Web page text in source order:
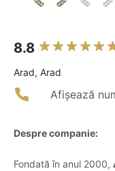
8.8
Arad, Arad
Afișează
Despre companie:
Fondată în anul 2000,